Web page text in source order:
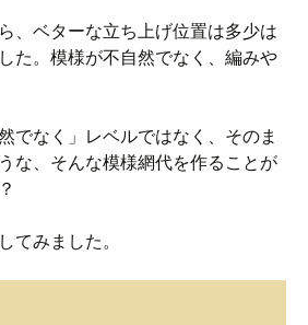
、ベターな立ち上げ位置は多少は
た。模様が不自然でなく、編みや
でなく」レベルではなく、そのま
な、そんな模様網代を作ることが
てみました。